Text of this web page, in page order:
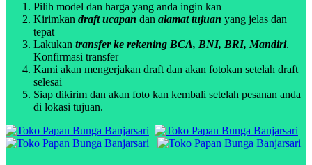
Pilih model dan harga yang anda ingin kan
Kirimkan draft ucapan dan alamat tujuan yang jelas dan
tepat
Lakukan transfer ke rekening BCA, BNI, BRI, Mandiri.
Konfirmasi transfer
Kami akan mengerjakan draft dan akan fotokan setelah draft
selesai
Siap dikirim dan akan foto kan kembali setelah pesanan anda
di lokasi tujuan.